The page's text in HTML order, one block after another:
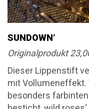
SUNDOWN‘
Originalprodukt
Dieser Lippenstift
mit Vollumeneffekt.
besonders